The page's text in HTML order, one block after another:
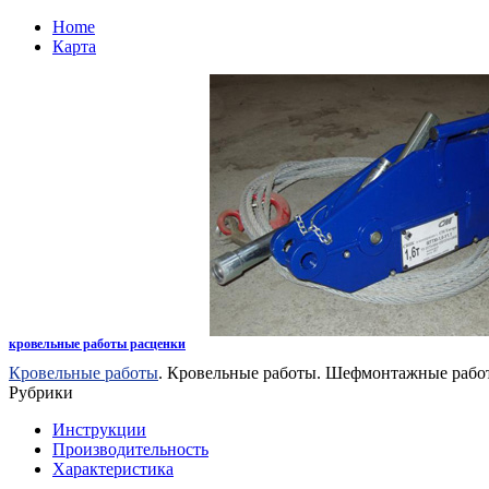
Home
Карта
кровельные работы расценки
Кровельные работы. Кровельные работы. Шефмонтажные
Рубрики
Инструкции
Производительность
Характеристика